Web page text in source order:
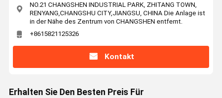
NO.21 CHANGSHEN INDUSTRIAL PARK, ZHITANG TOWN,
RENYANG,CHANGSHU CITY,JIANGSU, CHINA Die Anlage ist
in der Nähe des Zentrum von CHANGSHEN entfernt.
+8615821125326
Kontakt
Erhalten Sie Den Besten Preis Für